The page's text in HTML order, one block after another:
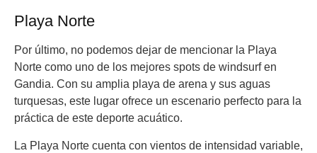
Playa Norte
Por último, no podemos dejar de mencionar la Playa
Norte como uno de los mejores spots de windsurf en
Gandia. Con su amplia playa de arena y sus aguas
turquesas, este lugar ofrece un escenario perfecto para la
práctica de este deporte acuático.
La Playa Norte cuenta con vientos de intensidad variable,